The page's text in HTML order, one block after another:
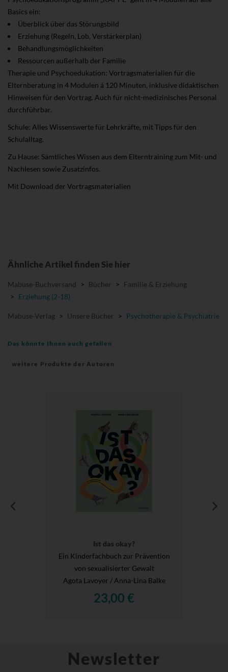
Basics ein:
Überblick über das Störungsbild
Erziehung (Regeln, Lob, Verstärkerplan)
Behandlungsmöglichkeiten
Ressourcen außerhalb der Familie
Therapie und Psychoedukation: Vortragsmaterialien für die
Elternberatung in 4 Modulen á 120 Minuten, inklusive didaktischen
Hinweisen für den Vortrag. Auch für nicht-medizinisches Personal
durchführbar.
Schule: Alles Wissenswerte für Lehrkräfte, mit Tipps für den
Schulalltag.
Zu Hause: Sämtliches Wissen aus dem Elterntraining zum Mit- und
Nachlesen sowie Zusatzinfos.
Mit Download der Vortragsmaterialien
Ähnliche Artikel finden Sie hier
Mabuse-Buchversand > Bücher > Familie & Erziehung
> Erziehung (2-18)
Mabuse-Verlag > Unsere Bücher > Psychotherapie & Psychiatrie
Das könnte Ihnen auch gefallen
weitere Produkte der Autoren
Ist das okay?
Ein Kinderfachbuch zur Prävention
von sexualisierter Gewalt
Agota Lavoyer / Anna-Lina Balke
23,00 €
Newsletter